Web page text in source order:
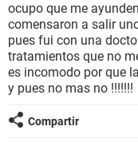
BIENESTAR
SEXUALIDAD
GLOSARIO
ocupo que me
comensaron a salir
pues fui con una
tratamientos que no
es incomodo por que
y pues no mas no !!!!!!!
Compartir